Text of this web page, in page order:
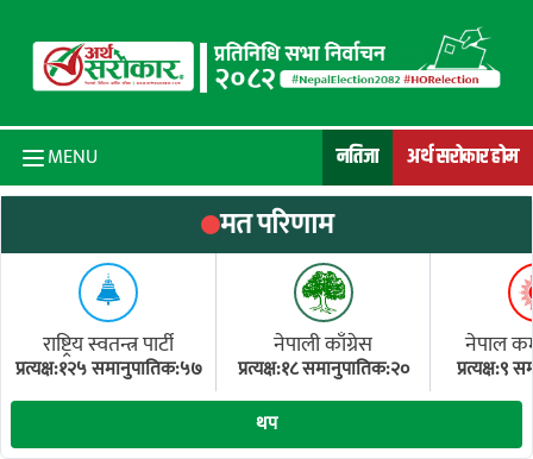
MENU नतिजा अर्थ सरोकार होम
मत परिणाम
राष्ट्रिय स्वतन्त्र पार्टी
प्रत्यक्ष:१२५ समानुपातिक:५७
नेपाली काँग्रेस
प्रत्यक्ष:१८ समानुपातिक:२०
नेपाल
प्रत्यक्ष:९
थप